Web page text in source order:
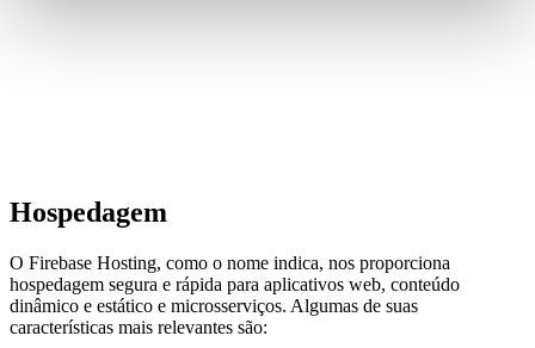
Hospedagem
O Firebase Hosting, como o nome indica, nos proporciona
hospedagem segura e rápida para aplicativos web, conteúdo
dinâmico e estático e microsserviços. Algumas de suas
características mais relevantes são: